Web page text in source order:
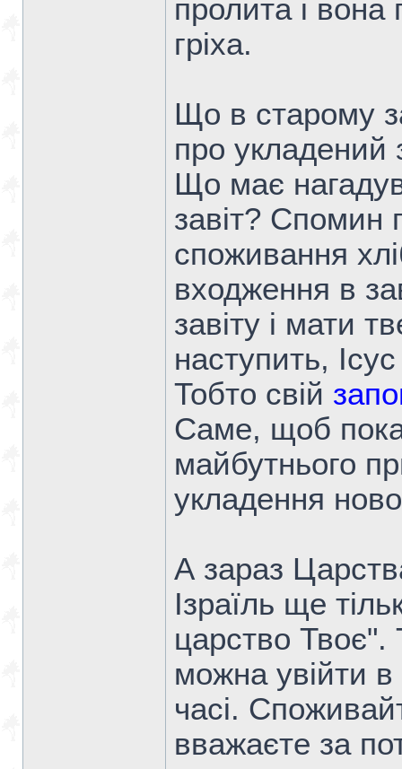
пролита і
гріха.
Що в старому
про укладений
Що має
завіт? Спомин
споживання
входження в
завіту і мати
наступить,
Тобто свій
Саме, щоб
майбутнього
укладення
А зараз
Ізраїль ще
царство Твоє".
можна увійти
часі.
вважаєте за